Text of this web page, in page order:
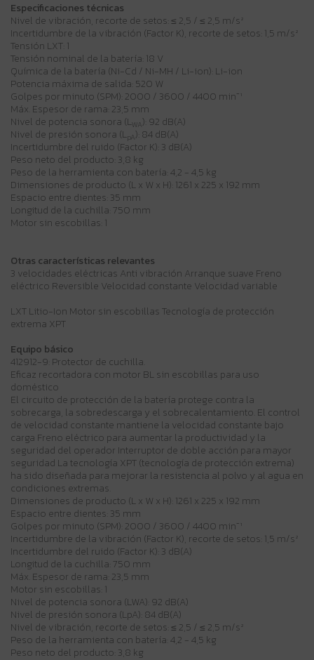
Especificaciones técnicas
Nivel de vibración, recorte de setos: ≤ 2,5 / ≤ 2,5 m/s²
Incertidumbre de la vibración (Factor K), recorte de setos: 1,5 m/s²
Tensión LXT: 1
Tensión nominal de la batería: 18 V
Química de la batería (Ni-Cd / Ni-MH / Li-ion): Li-ion
Potencia máxima de salida: 520 W
Golpes por minuto (SPM): 2000 / 3600 / 4400 min⁻¹
Máx. Espesor de rama: 23,5 mm
Nivel de potencia sonora (LWA ): 92 dB(A)
Nivel de presión sonora (LpA ): 84 dB(A)
Incertidumbre del ruido (Factor K): 3 dB(A)
Peso neto del producto: 3,8 kg
Peso de la herramienta con batería: 4,2 - 4,5 kg
Dimensiones de producto (L x W x H): 1261 x 225 x 192 mm
Espacio entre dientes: 35 mm
Longitud de la cuchilla: 750 mm
Motor sin escobillas: 1
Otras características relevantes
3 velocidades eléctricas Anti vibración Arranque suave Freno
eléctrico Reversible Velocidad constante Velocidad variable
LXT Litio-Ion Motor sin escobillas Tecnología de protección
extrema XPT
Equipo básico
412912-9: Protector de cuchilla.
Eficaz recortadora con motor BL sin escobillas para uso
doméstico
El circuito de protección de la batería protege contra la
sobrecarga, la sobredescarga y el sobrecalentamiento. El control
de velocidad constante mantiene la velocidad constante bajo
carga Freno eléctrico para aumentar la productividad y la
seguridad del operador Interruptor de doble acción para mayor
seguridad La tecnología XPT (tecnología de protección extrema)
ha sido diseñada para mejorar la resistencia al polvo y al agua en
condiciones extremas.
Dimensiones de producto (L x W x H): 1261 x 225 x 192 mm
Espacio entre dientes: 35 mm
Golpes por minuto (SPM): 2000 / 3600 / 4400 min⁻¹
Incertidumbre de la vibración (Factor K), recorte de setos: 1,5 m/s²
Incertidumbre del ruido (Factor K): 3 dB(A)
Longitud de la cuchilla: 750 mm
Máx. Espesor de rama: 23,5 mm
Motor sin escobillas: 1
Nivel de potencia sonora (LWA): 92 dB(A)
Nivel de presión sonora (LpA): 84 dB(A)
Nivel de vibración, recorte de setos: ≤ 2,5 / ≤ 2,5 m/s²
Peso de la herramienta con batería: 4,2 - 4,5 kg
Peso neto del producto: 3,8 kg